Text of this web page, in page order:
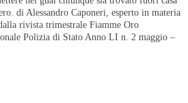
di Alessandro Caponeri, esperto in materia
rivista trimestrale Fiamme Oro
Polizia di Stato Anno LI n. 2 maggio –